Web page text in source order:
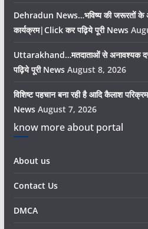
Dehradun News…भविष्य की जरूरतों के
कार्यक्रम|Click कर पढ़िये पूरी News
Uttarakhand…मतदाताओं से अनावश्यक
पढ़िये पूरी News August 8, 2026
विशिष्ट पहचान बना रही है आदि कैलाश
News August 7, 2026
know more about portal
About us
Contact Us
DMCA